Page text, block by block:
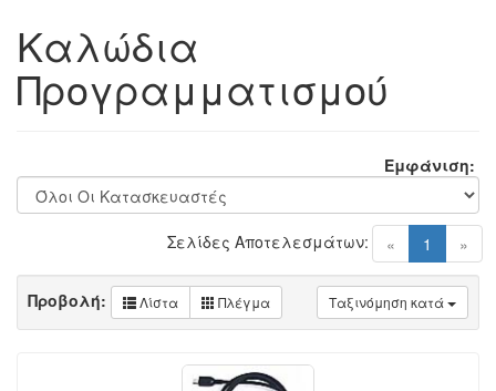
Καλώδια
Προγραμματισμού
Εμφάνιση:
« 1 (current)
»
Σελίδες Αποτελεσμάτων:
Ταξινόμηση κατά
Προβολή: Λίστα Πλέγμα